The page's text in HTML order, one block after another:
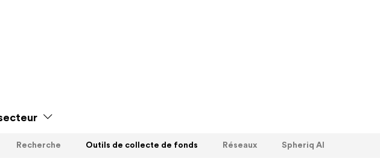
Recherche Outils de collecte de fonds Réseaux Spheriq AI